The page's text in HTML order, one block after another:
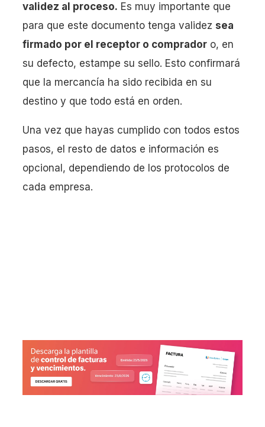
validez al proceso. Es muy importante que
para que este documento tenga validez sea
firmado por el receptor o comprador o, en
su defecto, estampe su sello. Esto confirmará
que la mercancía ha sido recibida en su
destino y que todo está en orden.
Una vez que hayas cumplido con todos estos
pasos, el resto de datos e información es
opcional, dependiendo de los protocolos de
cada empresa.